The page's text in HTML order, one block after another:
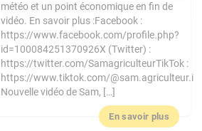
météo et un point économique en fin de
vidéo. En savoir plus :Facebook :
https://www.facebook.com/profile.php?
id=100084251370926X (Twitter) :
https://twitter.com/SamagriculteurTikTok :
https://www.tiktok.com/@sam.agriculteur.i
Nouvelle vidéo de Sam, […]
En savoir plus